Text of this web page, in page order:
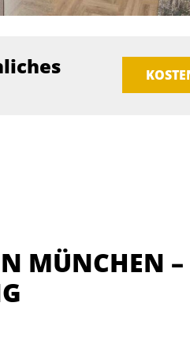
MÜNCHEN –